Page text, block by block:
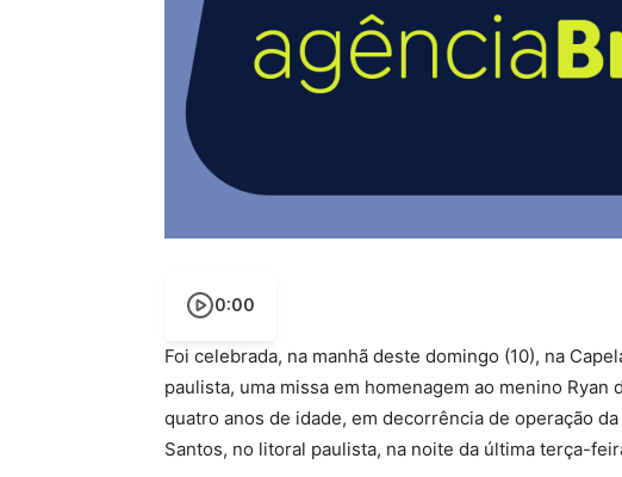
0:00
Foi celebrada, na manhã deste domingo (10), na
paulista, uma missa em homenagem ao menino
quatro anos de idade, em decorrência de operação
Santos, no litoral paulista, na noite da última terça-